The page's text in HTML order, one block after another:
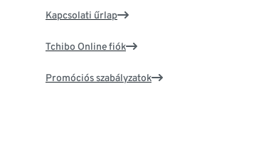
Kapcsolati űrlap
Tchibo Online fiók
Promóciós szabályzatok